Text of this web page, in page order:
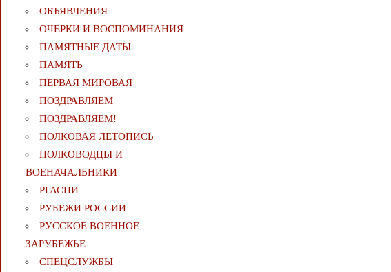
ОБЪЯВЛЕНИЯ
ОЧЕРКИ И ВОСПОМИНАНИЯ
ПАМЯТНЫЕ ДАТЫ
ПАМЯТЬ
ПЕРВАЯ МИРОВАЯ
ПОЗДРАВЛЯЕМ
ПОЗДРАВЛЯЕМ!
ПОЛКОВАЯ ЛЕТОПИСЬ
ПОЛКОВОДЦЫ И
ВОЕНАЧАЛЬНИКИ
РГАСПИ
РУБЕЖИ РОССИИ
РУССКОЕ ВОЕННОЕ
ЗАРУБЕЖЬЕ
СПЕЦСЛУЖБЫ